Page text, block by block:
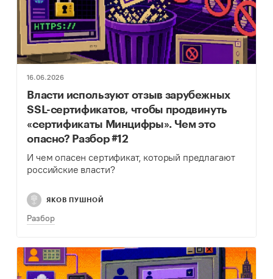
16.06.2026
Власти используют отзыв зарубежных
SSL-сертификатов, чтобы продвинуть
«сертификаты Минцифры». Чем это
опасно? Разбор #12
И чем опасен сертификат, который предлагают
российские власти?
ЯКОВ ПУШНОЙ
Разбор